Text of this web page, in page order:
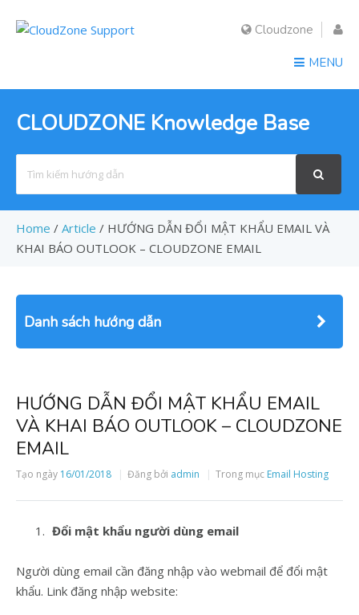
Cloudzone
MENU
CLOUDZONE Knowledge Base
For
Home / Article / HƯỚNG DẪN ĐỔI MẬT KHẨU EMAIL VÀ
KHAI BÁO OUTLOOK – CLOUDZONE EMAIL
Danh sách hướng dẫn
HƯỚNG DẪN ĐỔI MẬT KHẨU EMAIL
VÀ KHAI BÁO OUTLOOK – CLOUDZONE
EMAIL
Tạo ngày 16/01/2018 Đăng bởi admin Trong mục Email Hosting
Đổi mật khẩu người dùng email
Người dùng email cần đăng nhập vào webmail để đổi mật
khẩu. Link đăng nhập website: